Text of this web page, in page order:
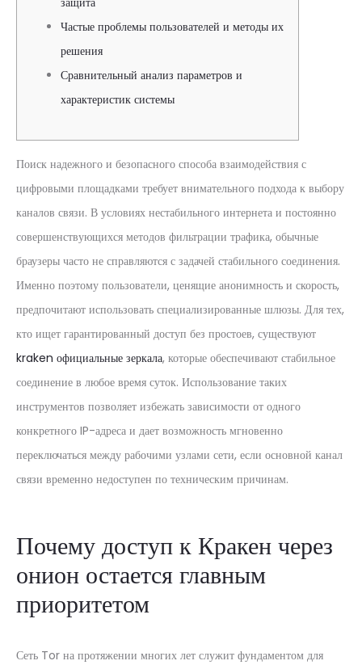
Частые проблемы пользователей и методы их
решения
Сравнительный анализ параметров и
характеристик системы
Поиск надежного и безопасного способа взаимодействия с
цифровыми площадками требует внимательного подхода к выбору
каналов связи. В условиях нестабильного интернета и постоянно
совершенствующихся методов фильтрации трафика, обычные
браузеры часто не справляются с задачей стабильного соединения.
Именно поэтому пользователи, ценящие анонимность и скорость,
предпочитают использовать специализированные шлюзы. Для тех,
кто ищет гарантированный доступ без простоев, существуют
kraken официальные зеркала, которые обеспечивают стабильное
соединение в любое время суток. Использование таких
инструментов позволяет избежать зависимости от одного
конкретного IP-адреса и дает возможность мгновенно
переключаться между рабочими узлами сети, если основной канал
связи временно недоступен по техническим причинам.
Почему доступ к Кракен через
онион остается главным
приоритетом
Сеть Tor на протяжении многих лет служит фундаментом для